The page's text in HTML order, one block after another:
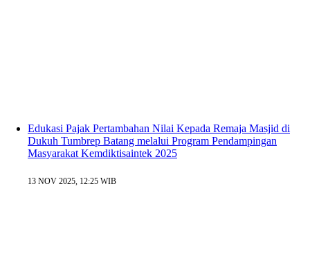
Edukasi Pajak Pertambahan Nilai Kepada Remaja Masjid di
Dukuh Tumbrep Batang melalui Program Pendampingan
Masyarakat Kemdiktisaintek 2025
13 NOV 2025, 12:25 WIB